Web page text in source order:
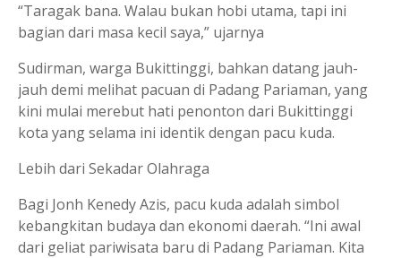
“Taragak bana. Walau bukan hobi utama, tapi ini
bagian dari masa kecil saya,” ujarnya
Sudirman, warga Bukittinggi, bahkan datang jauh-
jauh demi melihat pacuan di Padang Pariaman, yang
kini mulai merebut hati penonton dari Bukittinggi
kota yang selama ini identik dengan pacu kuda.
Lebih dari Sekadar Olahraga
Bagi Jonh Kenedy Azis, pacu kuda adalah simbol
kebangkitan budaya dan ekonomi daerah. “Ini awal
dari geliat pariwisata baru di Padang Pariaman. Kita